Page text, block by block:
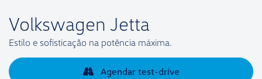
Volkswagen Jetta
Estilo e sofisticação na potência máxima.
Agendar test-drive